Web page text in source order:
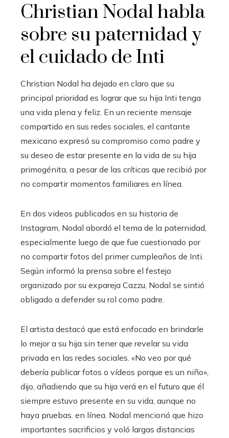
Christian Nodal habla
sobre su paternidad y
el cuidado de Inti
Christian Nodal ha dejado en claro que su
principal prioridad es lograr que su hija Inti tenga
una vida plena y feliz. En un reciente mensaje
compartido en sus redes sociales, el cantante
mexicano expresó su compromiso como padre y
su deseo de estar presente en la vida de su hija
primogénita, a pesar de las críticas que recibió por
no compartir momentos familiares en línea.
En dos videos publicados en su historia de
Instagram, Nodal abordó el tema de la paternidad,
especialmente luego de que fue cuestionado por
no compartir fotos del primer cumpleaños de Inti.
Según informó la prensa sobre el festejo
organizado por su expareja Cazzu, Nodal se sintió
obligado a defender su rol como padre.
El artista destacó que está enfocado en brindarle
lo mejor a su hija sin tener que revelar su vida
privada en las redes sociales. «No veo por qué
debería publicar fotos o vídeos porque es un niño»,
dijo, añadiendo que su hija verá en el futuro que él
siempre estuvo presente en su vida, aunque no
haya pruebas. en línea. Nodal mencionó que hizo
importantes sacrificios y voló largas distancias